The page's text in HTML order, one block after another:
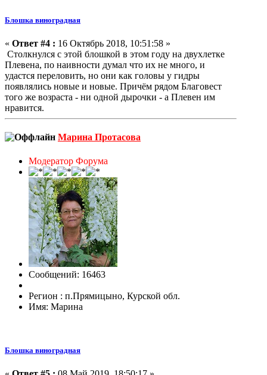
Блошка виноградная
« Ответ #4 : 16 Октябрь 2018, 10:51:58 »
Столкнулся с этой блошкой в этом году на двухлетке
Плевена, по наивности думал что их не много, и
удастся переловить, но они как головы у гидры
появлялись новые и новые. Причём рядом Благовест
того же возраста - ни одной дырочки - а Плевен им
нравится.
Марина Протасова
Модератор Форума
Сообщений: 16463
Регион : п.Прямицыно, Курской обл.
Имя: Марина
Блошка виноградная